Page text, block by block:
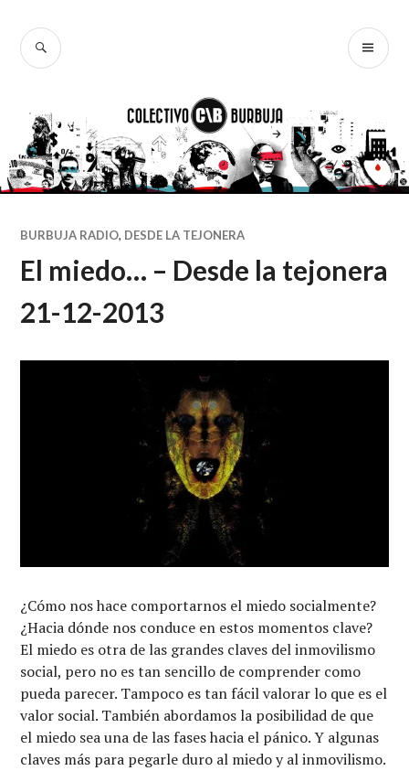
contenido
BUSCAR
BURBUJA RADIO, DESDE LA TEJONERA
El miedo… – Desde la tejonera
21-12-2013
¿Cómo nos hace comportarnos el miedo socialmente?
¿Hacia dónde nos conduce en estos momentos clave?
El miedo es otra de las grandes claves del inmovilismo
social, pero no es tan sencillo de comprender como
pueda parecer. Tampoco es tan fácil valorar lo que es el
valor social. También abordamos la posibilidad de que
el miedo sea una de las fases hacia el pánico. Y algunas
claves más para pegarle duro al miedo y al inmovilismo.